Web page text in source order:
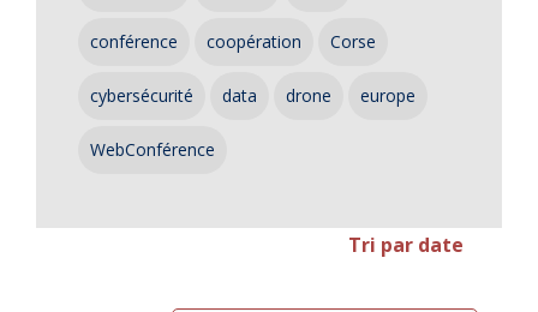
conférence coopération Corse
cybersécurité data drone europe
WebConférence
Tri par date